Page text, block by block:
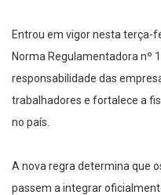
Entrou em vigor nesta terça-
Norma Regulamentadora nº
responsabilidade das
trabalhadores e fortalece a
no país.
A nova regra determina que
passem a integrar